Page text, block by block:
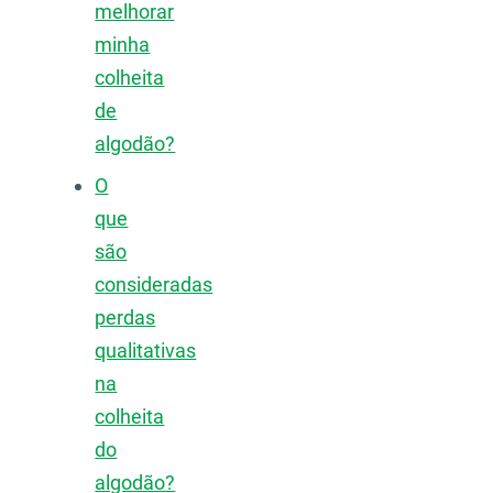
melhorar
minha
colheita
de
algodão?
O
que
são
consideradas
perdas
qualitativas
na
colheita
do
algodão?